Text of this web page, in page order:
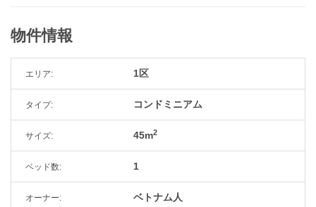
物件情報
エリア: 1区
タイプ: コンドミニアム
サイズ: 45m2
ベッド数: 1
オーナー: ベトナム人